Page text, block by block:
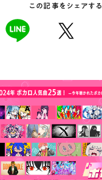
この記事をシェアする